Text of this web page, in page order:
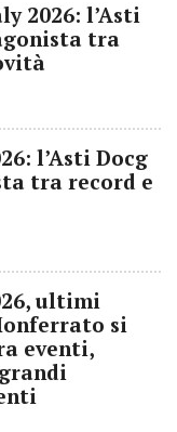
2026: l’Asti
tra
l’Asti Docg
tra record e
ultimi
si
eventi,